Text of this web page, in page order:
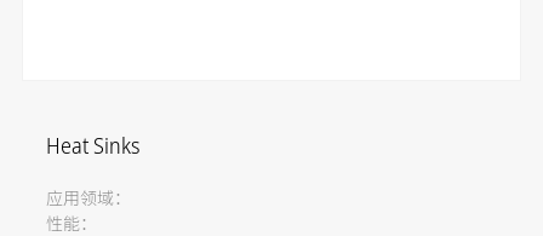
Heat Sinks
应用领域：
性能：